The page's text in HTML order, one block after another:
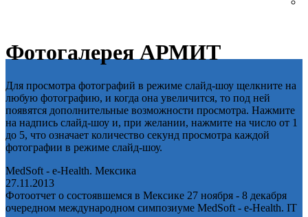
Фотогалерея АРМИТ
Для просмотра фотографий в режиме слайд-шоу щелкните на
любую фотографию, и когда она увеличится, то под ней
появятся дополнительные возможности просмотра. Нажмите
на надпись слайд-шоу и, при желании, нажмите на число от 1
до 5, что означает количество секунд просмотра каждой
фотографии в режиме слайд-шоу.
MedSoft - e-Health. Мексика
27.11.2013
Фотоотчет о состоявшемся в Мексике 27 ноября - 8 декабря
очередном международном симпозиуме MedSoft - e-Health. IT